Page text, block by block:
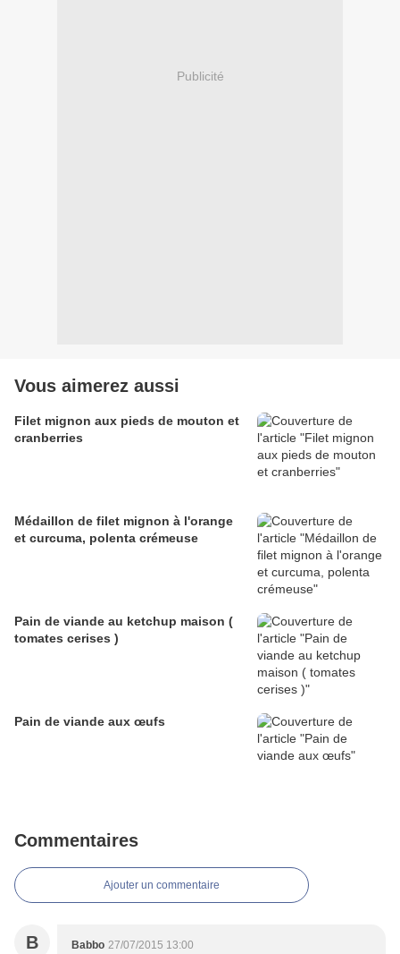
Publicité
Vous aimerez aussi
Filet mignon aux pieds de mouton et
cranberries
Médaillon de filet mignon à l'orange
et curcuma, polenta crémeuse
Pain de viande au ketchup maison (
tomates cerises )
Pain de viande aux œufs
Commentaires
Ajouter un commentaire
B Babbo 27/07/2015 13:00